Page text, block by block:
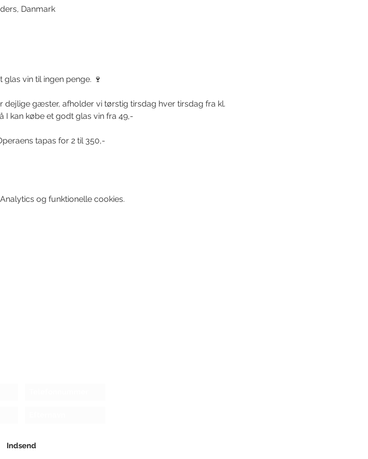
Danmark
vin til ingen penge. 🍷
gæster, afholder vi tørstig tirsdag hver tirsdag fra kl.
I kan købe et godt glas vin fra 49,-
tapas for 2 til 350,-
og funktionelle cookies.
Indsend